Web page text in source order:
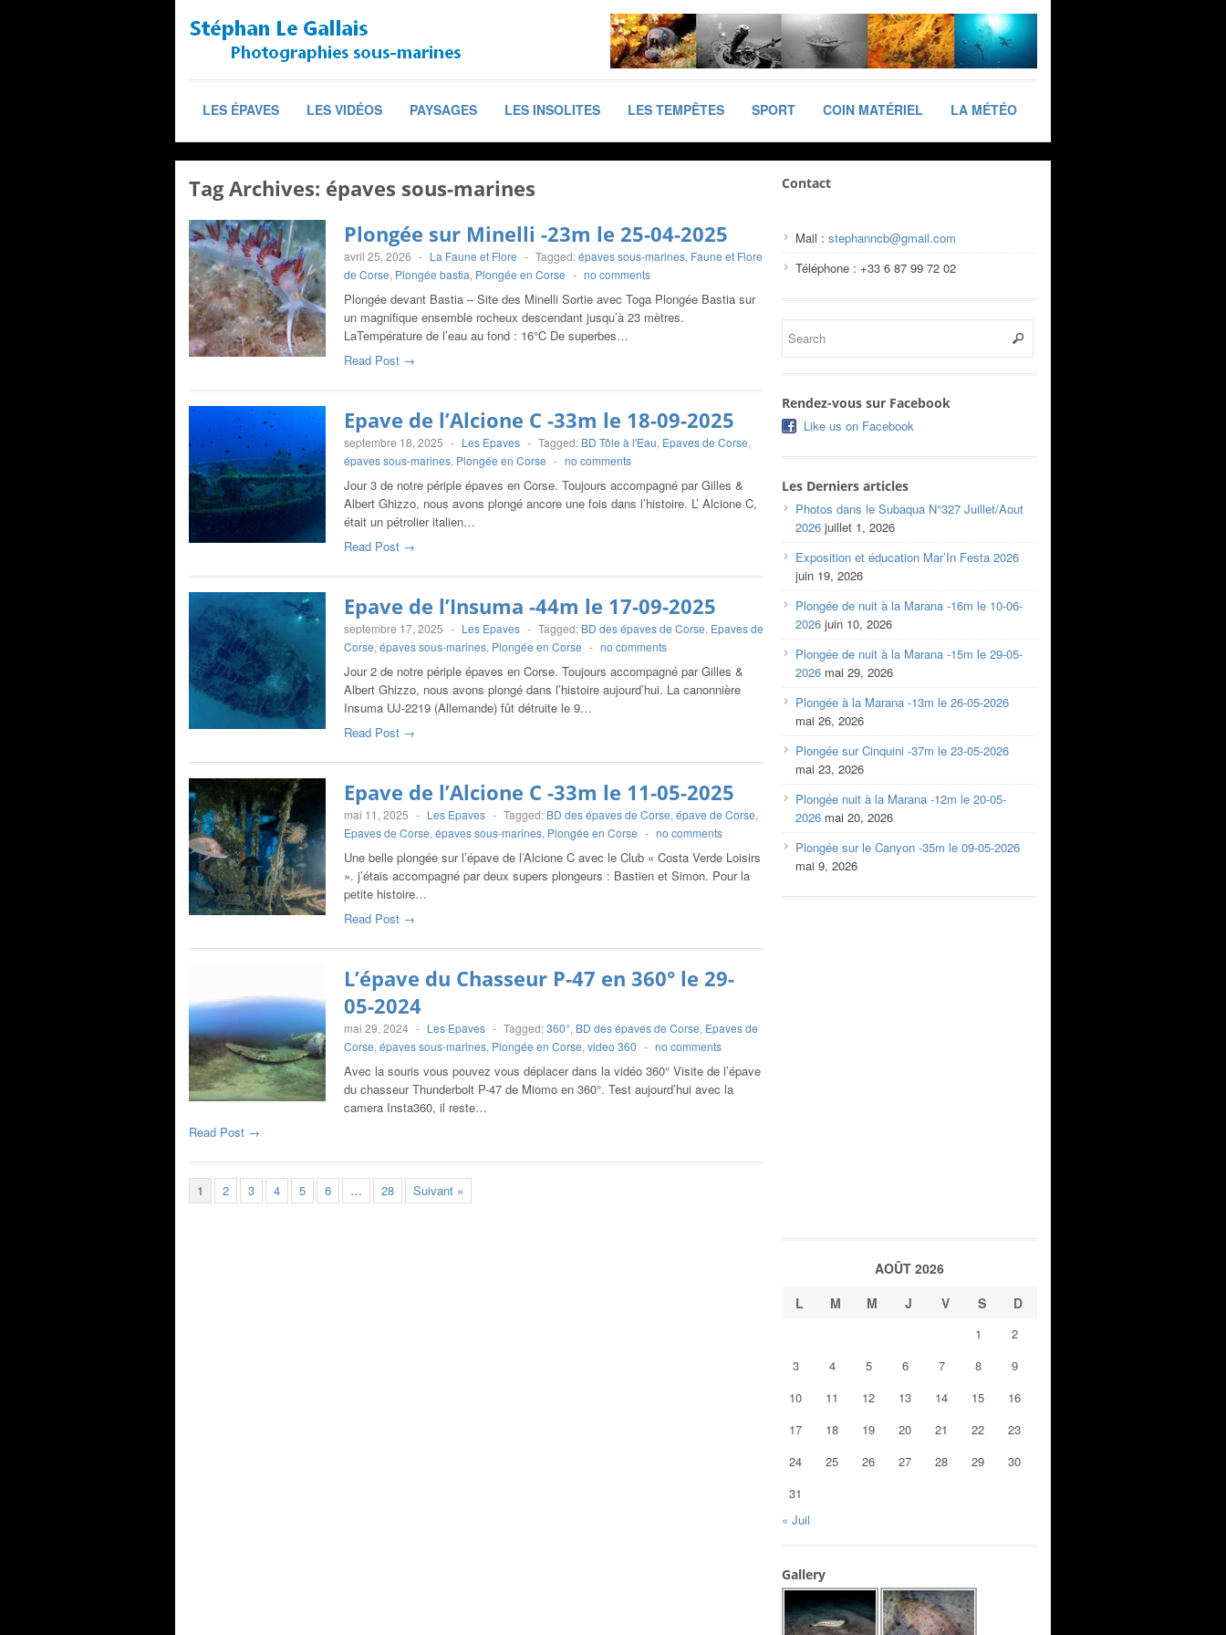
LES ÉPAVES LES VIDÉOS PAYSAGES LES INSOLITES LES TEMPÊTES SPORT COIN MATÉRIEL LA MÉTÉO
Tag Archives: épaves sous-marines
Plongée sur Minelli -23m le 25-04-2025
avril 25, 2026 - La Faune et Flore - Tagged:épaves sous-marines, Faune et Flore
de Corse, Plongée bastia, Plongée en Corse - no comments
Plongée devant Bastia – Site des Minelli Sortie avec Toga Plongée Bastia sur
un magnifique ensemble rocheux descendant jusqu’à 23 mètres.
LaTempérature de l’eau au fond : 16°C De superbes…
Read Post →
Epave de l’Alcione C -33m le 18-09-2025
septembre 18, 2025 - Les Epaves - Tagged: BD Tôle à l'Eau, Epaves de Corse,
épaves sous-marines, Plongée en Corse - no comments
Jour 3 de notre périple épaves en Corse. Toujours accompagné par Gilles &
Albert Ghizzo, nous avons plongé ancore une fois dans l’histoire. L’ Alcione C,
était un pétrolier italien…
Read Post →
Epave de l’Insuma -44m le 17-09-2025
septembre 17, 2025 - Les Epaves - Tagged: BD des épaves de Corse, Epaves de
Corse, épaves sous-marines, Plongée en Corse - no comments
Jour 2 de notre périple épaves en Corse. Toujours accompagné par Gilles &
Albert Ghizzo, nous avons plongé dans l’histoire aujourd’hui. La canonnière
Insuma UJ-2219 (Allemande) fût détruite le 9…
Read Post →
Epave de l’Alcione C -33m le 11-05-2025
mai 11, 2025 - Les Epaves - Tagged: BD des épaves de Corse, épave de Corse,
Epaves de Corse, épaves sous-marines, Plongée en Corse - no comments
Une belle plongée sur l’épave de l’Alcione C avec le Club « Costa Verde Loisirs
». j’étais accompagné par deux supers plongeurs : Bastien et Simon. Pour la
petite histoire…
Read Post →
L’épave du Chasseur P-47 en 360° le 29-
05-2024
mai 29, 2024 - Les Epaves - Tagged:360°, BD des épaves de Corse, Epaves de
Corse, épaves sous-marines, Plongée en Corse, video 360 - no comments
Avec la souris vous pouvez vous déplacer dans la vidéo 360° Visite de l’épave
du chasseur Thunderbolt P-47 de Miomo en 360°. Test aujourd’hui avec la
camera Insta360, il reste…
Read Post →
1 2 3 4 5 6 … 28 Suivant »
Contact
Mail : stephanncb@gmail.com
Téléphone : +33 6 87 99 72 02
Rendez-vous sur Facebook
Like us on Facebook
Les Derniers articles
Photos dans le Subaqua N°327 Juillet/Aout
2026 juillet 1, 2026
Exposition et éducation Mar’In Festa 2026
juin 19, 2026
Plongée de nuit à la Marana -16m le 10-06-
2026 juin 10, 2026
Plongée de nuit à la Marana -15m le 29-05-
2026 mai 29, 2026
Plongée à la Marana -13m le 26-05-2026
mai 26, 2026
Plongée sur Cinquini -37m le 23-05-2026
mai 23, 2026
Plongée nuit à la Marana -12m le 20-05-
2026 mai 20, 2026
Plongée sur le Canyon -35m le 09-05-2026
mai 9, 2026
AOÛT 2026
L
M M J V S D
1
2
3
4 5 6 7 8
9
10
11 12 13 14 15
16
17
18 19 20 21 22
23
24
25 26 27 28 29
30
31
« Juil
Gallery